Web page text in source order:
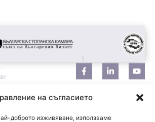
на съгласието
доброто изживяване, използваме